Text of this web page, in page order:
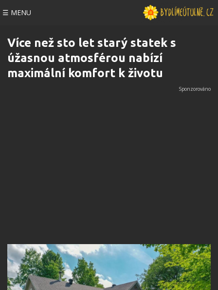
☰ MENU
Více než sto let starý statek s
úžasnou atmosférou nabízí
maximální komfort k životu